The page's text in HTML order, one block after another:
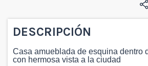
DESCRIPCIÓN
Casa amueblada de esquina dentro
con hermosa vista a la ciudad